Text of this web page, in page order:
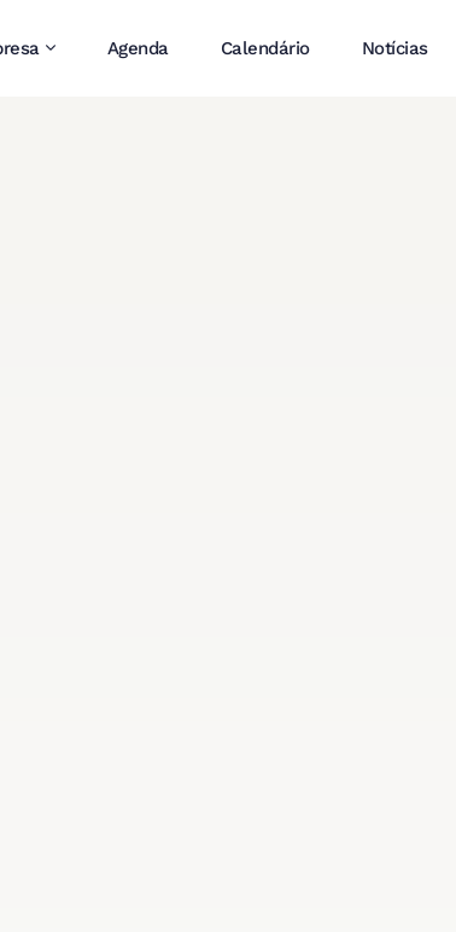
Agenda Calendário Notícias